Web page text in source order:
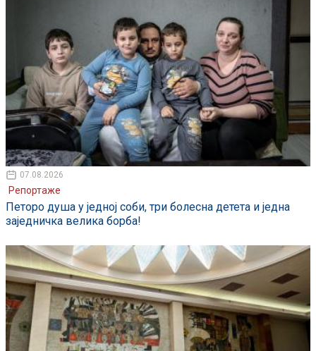
07.08.2026
Репортаже
Петоро душа у једној соби, три болесна детета и једна
заједничка велика борба!